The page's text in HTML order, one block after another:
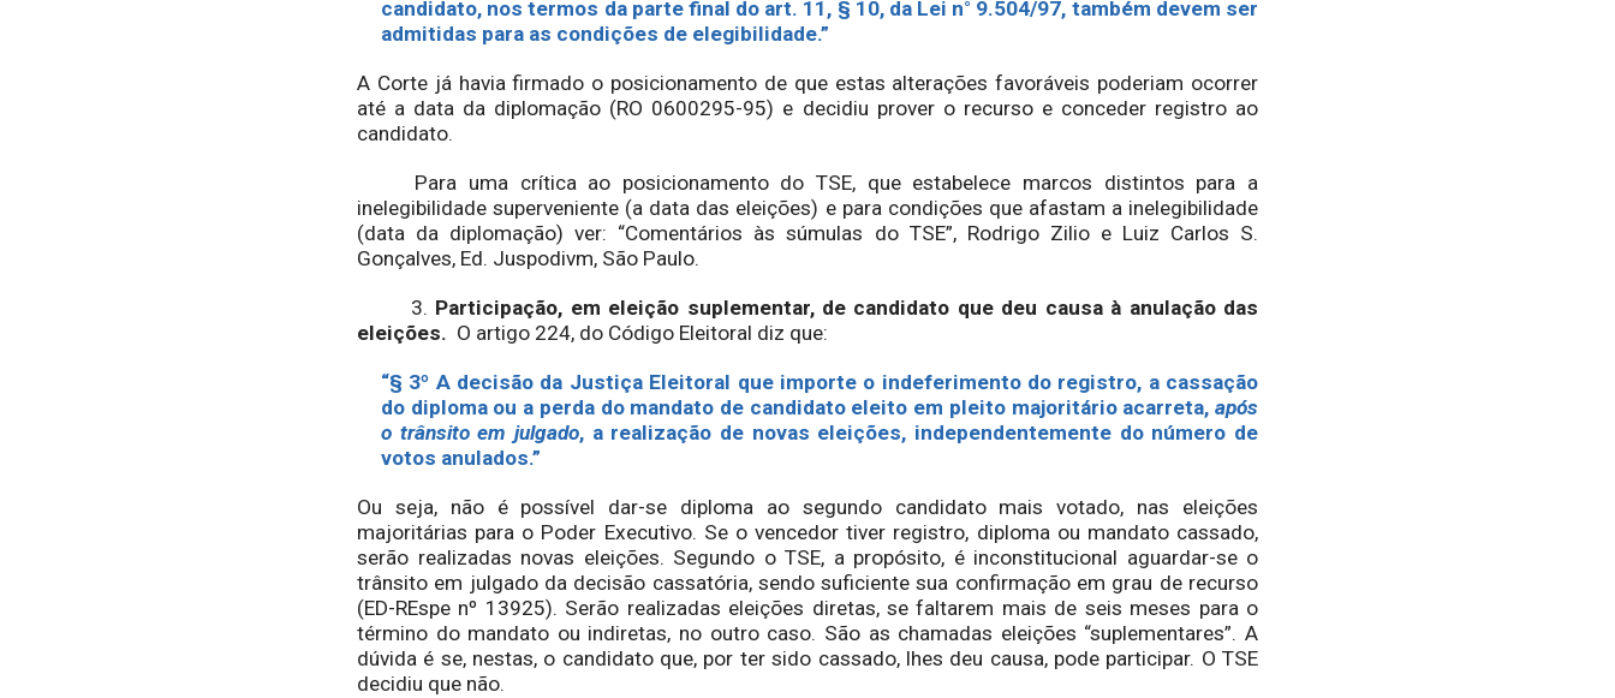
candidato, nos termos da parte final do art. 11, § 10, da Lei n° 9.504/97, também devem ser
admitidas para as condições de elegibilidade.”
A Corte já havia firmado o posicionamento de que estas alterações favoráveis poderiam ocorrer
até a data da diplomação (RO 0600295-95) e decidiu prover o recurso e conceder registro ao
candidato.
Para uma crítica ao posicionamento do TSE, que estabelece marcos distintos para a
inelegibilidade superveniente (a data das eleições) e para condições que afastam a inelegibilidade
(data da diplomação) ver: “Comentários às súmulas do TSE”, Rodrigo Zilio e Luiz Carlos S.
Gonçalves, Ed. Juspodivm, São Paulo.
3. Participação, em eleição suplementar, de candidato que deu causa à anulação das
eleições. O artigo 224, do Código Eleitoral diz que:
“§ 3º A decisão da Justiça Eleitoral que importe o indeferimento do registro, a cassação
do diploma ou a perda do mandato de candidato eleito em pleito majoritário acarreta, após
o trânsito em julgado, a realização de novas eleições, independentemente do número de
votos anulados.”
Ou seja, não é possível dar-se diploma ao segundo candidato mais votado, nas eleições
majoritárias para o Poder Executivo. Se o vencedor tiver registro, diploma ou mandato cassado,
serão realizadas novas eleições. Segundo o TSE, a propósito, é inconstitucional aguardar-se o
trânsito em julgado da decisão cassatória, sendo suficiente sua confirmação em grau de recurso
(ED-REspe nº 13925). Serão realizadas eleições diretas, se faltarem mais de seis meses para o
término do mandato ou indiretas, no outro caso. São as chamadas eleições “suplementares”. A
dúvida é se, nestas, o candidato que, por ter sido cassado, lhes deu causa, pode participar. O TSE
decidiu que não.